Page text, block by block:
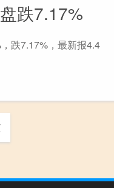
跌7.17%
跌7.17%，最新报4.4